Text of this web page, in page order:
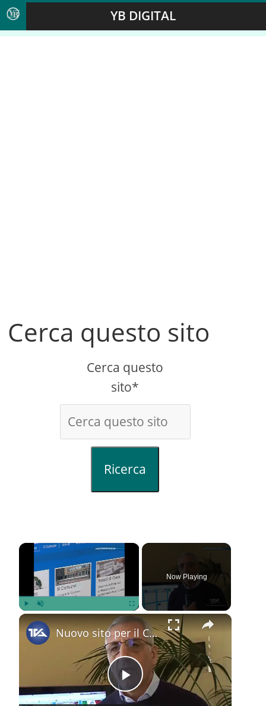
YB DIGITAL
Cerca questo sito
Cerca questo
sito*
Ricerca
×
Now Playing
×
P
Nuovo sito per il Comune di Adrano